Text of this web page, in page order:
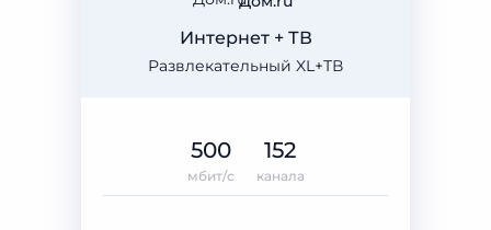
Развлекательный XL+ТВ
Интернет + ТВ
500
мбит/с
152
канала